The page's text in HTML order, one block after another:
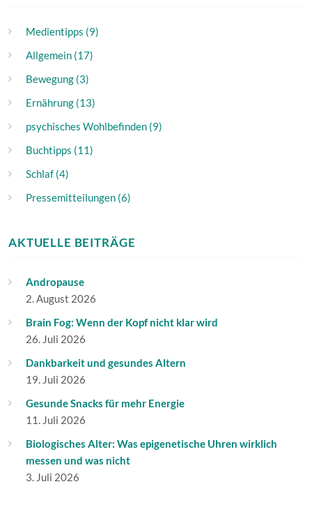
Medientipps (9)
Allgemein (17)
Bewegung (3)
Ernährung (13)
psychisches Wohlbefinden (9)
Buchtipps (11)
Schlaf (4)
Pressemitteilungen (6)
AKTUELLE BEITRÄGE
Andropause
2. August 2026
Brain Fog: Wenn der Kopf nicht klar wird
26. Juli 2026
Dankbarkeit und gesundes Altern
19. Juli 2026
Gesunde Snacks für mehr Energie
11. Juli 2026
Biologisches Alter: Was epigenetische Uhren wirklich
messen und was nicht
3. Juli 2026